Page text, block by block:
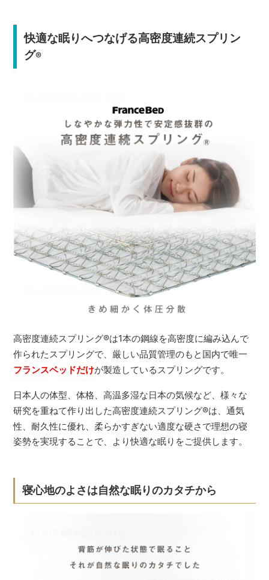
快適な眠りへつなげる高密度連続スプリン
グ®
高密度連続スプリング®は1本の鋼線を高密度に編み込んで
作られたスプリングで、厳しい品質管理のもと国内で唯一
フランスベッドだけが製造しているスプリングです。
日本人の体型、体格、高温多湿な日本の気候など、様々な
研究を重ねて作り出した高密度連続スプリング®は、通気
性、耐久性に優れ、柔らかすぎない適度な硬さで理想の寝
姿勢を実現することで、より快適な眠りをご提供します。
寝心地のよさは自然な眠りのカタチから